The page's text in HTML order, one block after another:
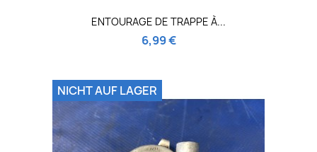
ENTOURAGE DE TRAPPE À...
6,99 €
NICHT AUF LAGER